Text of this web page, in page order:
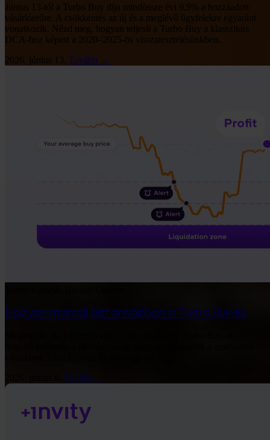
Június 13-tól a Turbo Buy díja mindössze évi 9,9% a hozzáadott
vásárlóerőre. A csökkentés az új és a meglévő ügyfelekre egyaránt
vonatkozik. Nézd meg, hogyan teljesít a Turbo Buy a klasszikus
DCA-hoz képest a 2020–2025-ös visszatesztelésünkben.
2026. június 13. Tovább →
Hogyan maradj biztonságban a Turbo Buy-jal
Tovább →